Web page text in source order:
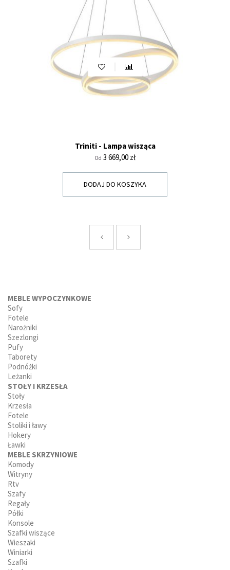
Triniti - Lampa wisząca
Od Cena
3 669,00 zł
DODAJ DO KOSZYKA
MEBLE WYPOCZYNKOWE
Sofy
Fotele
Narożniki
Szezlongi
Pufy
Taborety
Podnóżki
Leżanki
STOŁY I KRZESŁA
Stoły
Krzesła
Fotele
Stoliki i ławy
Hokery
Ławki
MEBLE SKRZYNIOWE
Komody
Witryny
Rtv
Szafy
Regały
Półki
Konsole
Szafki wiszące
Wieszaki
Winiarki
Szafki